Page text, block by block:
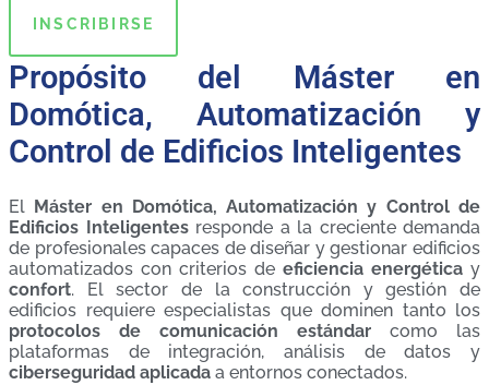
INSCRIBIRSE
Propósito del Máster en
Domótica, Automatización y
Control de Edificios Inteligentes
El Máster en Domótica, Automatización y Control de
Edificios Inteligentesresponde a la creciente demanda
de profesionales capaces de diseñar y gestionar edificios
automatizados con criterios de eficiencia energética y
confort. El sector de la construcción y gestión de
edificios requiere especialistas que dominen tanto los
protocolos de comunicación estándar como las
plataformas de integración, análisis de datos y
ciberseguridad aplicada a entornos conectados.